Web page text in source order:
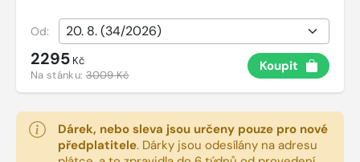
Od:
2295 Kč
Na stánku:3009 Kč
Koupit
Dárek, nebo sleva jsou určeny pouze pro nové
předplatitele. Dárky jsou odesílány na adresu